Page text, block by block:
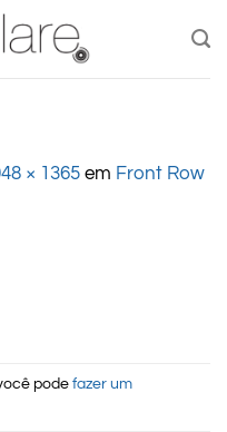
× 1365 em Front Row
pode fazer um